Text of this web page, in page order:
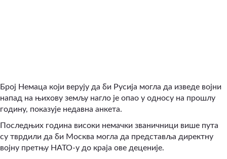
Број Немаца који верују да би Русија могла да изведе војни
напад на њихову земљу нагло је опао у односу на прошлу
годину, показује недавна анкета.
Последњих година високи немачки званичници више пута
су тврдили да би Москва могла да представља директну
војну претњу НАТО-у до краја ове деценије.